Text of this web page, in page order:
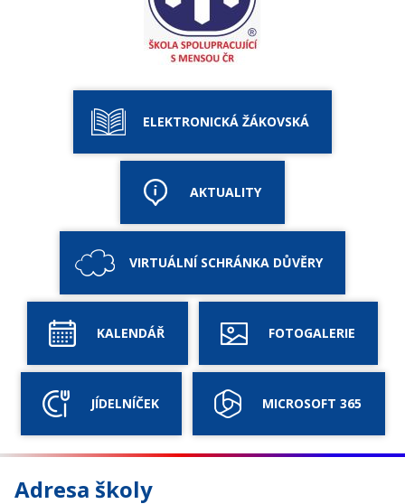
ELEKTRONICKÁ ŽÁKOVSKÁ
AKTUALITY
VIRTUÁLNÍ SCHRÁNKA DŮVĚRY
KALENDÁŘ FOTOGALERIE
JÍDELNÍČEK MICROSOFT 365
Adresa školy